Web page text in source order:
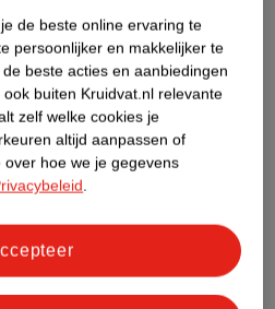
heeft (nog) geen Nature
Score.
de beste online ervaring te
persoonlijker en makkelijker te
beste acties en aanbiedingen
buiten Kruidvat.nl relevante
zelf welke cookies je
altijd aanpassen of
over hoe we je gegevens
.